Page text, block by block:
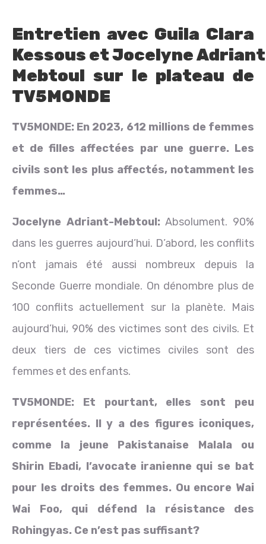
Entretien avec Guila Clara
Kessous etJocelyne
Mebtoul sur le plateau de
TV5MONDE
TV5MONDE: En 2023, 612 millions de femmes
et de filles affectées par une guerre. Les
civils sont les plus affectés, notamment les
femmes…
Jocelyne Adriant-Mebtoul: Absolument. 90%
dans les guerres aujourd’hui. D’abord, les conflits
n’ont jamais été aussi nombreux depuis la
Seconde Guerre mondiale. On dénombre plus de
100 conflits actuellement sur la planète. Mais
aujourd’hui, 90% des victimes sont des civils. Et
deux tiers de ces victimes civiles sont des
femmes et des enfants.
TV5MONDE: Et pourtant, elles sont peu
représentées. Il y a des figures iconiques,
comme la jeune Pakistanaise Malala ou
Shirin Ebadi, l’avocate iranienne qui se bat
pour les droits des femmes. Ou encore Wai
Wai Foo, qui défend la résistance des
Rohingyas. Ce n’est pas suffisant?